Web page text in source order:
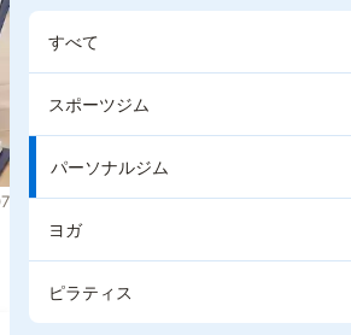
すべて
スポーツジム
パーソナルジム
ヨガ
ピラティス